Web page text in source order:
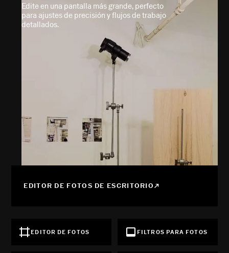
Edite en una pantalla más grande, perfecto
para ajustes de precisión y flujos de trabajo
detallados.
EDITOR DE FOTOS DE ESCRITORIO
EDITOR DE FOTOS FILTROS PARA FOTOS